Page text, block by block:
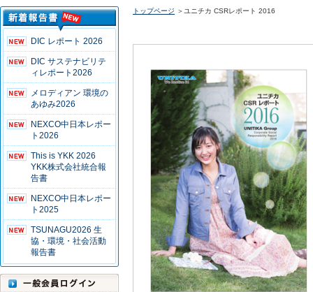
DIC レポート 2026
DIC サステナビリテ
ィレポート2026
メロディアン 環境の
あゆみ2026
NEXCO中日本レポー
ト2026
This is YKK 2026
YKK株式会社統合報
告書
NEXCO中日本レポー
ト2025
TSUNAGU2026 生
協・環境・社会活動
報告書
トップページ ＞ユニチカ CSRレポート 2016